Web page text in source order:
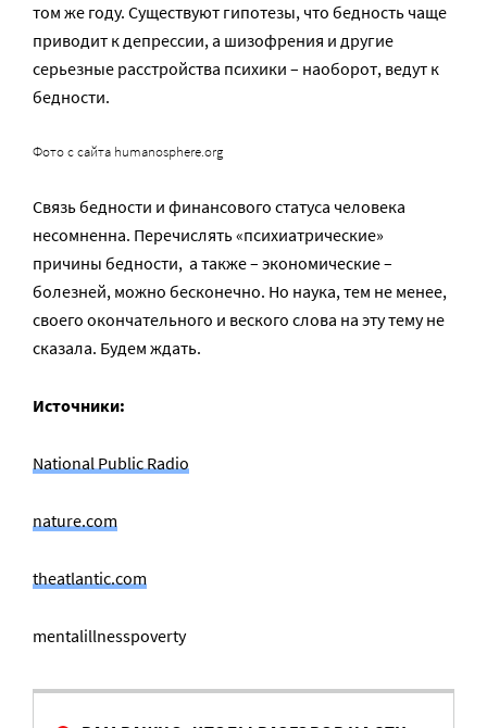
том же году. Существуют гипотезы, что бедность чаще
приводит к депрессии, а шизофрения и другие
серьезные расстройства психики – наоборот, ведут к
бедности.
Фото с сайта humanosphere.org
Связь бедности и финансового статуса человека
несомненна. Перечислять «психиатрические»
причины бедности, а также – экономические –
болезней, можно бесконечно. Но наука, тем не менее,
своего окончательного и веского слова на эту тему не
сказала. Будем ждать.
Источники:
National Public Radio
nature.com
theatlantic.com
mentalillnesspoverty